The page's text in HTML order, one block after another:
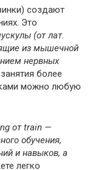
создают
Это
(от лат.
из мышечной
нервных
более
можно любую
от train —
обучения,
и навыков, а
легко